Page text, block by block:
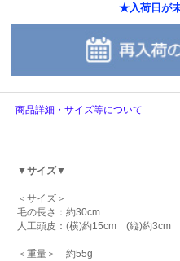
★入荷日が
商品詳細・サイズ等について
▼サイズ▼
＜サイズ＞
毛の長さ：約30cm
人工頭皮：(横)約15cm (縦)約3cm
＜重量＞ 約55g